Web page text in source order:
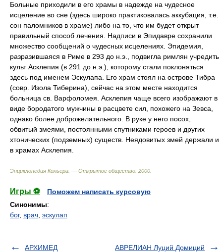
Больные приходили в его храмы в надежде на чудесное
исцеление во сне (здесь широко практиковалась аккубация, т.е.
сон паломников в храме) либо на то, что им будет открыт
правильный способ лечения. Надписи в Эпидавре сохранили
множество сообщений о чудесных исцелениях. Эпидемия,
разразившаяся в Риме в 293 до н.э., подвигла римлян учредить
культ Асклепия (в 291 до н.э.), которому стали поклоняться
здесь под именем Эскулапа. Его храм стоял на острове Тибра
(совр. Изола Тиберина), сейчас на этом месте находится
больница св. Варфоломея. Асклепия чаще всего изображают в
виде бородатого мужчины в расцвете сил, похожего на Зевса,
однако более доброжелательного. В руке у него посох,
обвитый змеями, постоянными спутниками героев и других
хтонических (подземных) существ. Неядовитых змей держали и
в храмах Асклепия.
Энциклопедия Кольера. — Открытое общество 2000
Игры ⚽
Поможем написать курсовую
Синонимы:
бог, врач эскулап
АРХИМЕД АВРЕЛИАН Луций Домиций